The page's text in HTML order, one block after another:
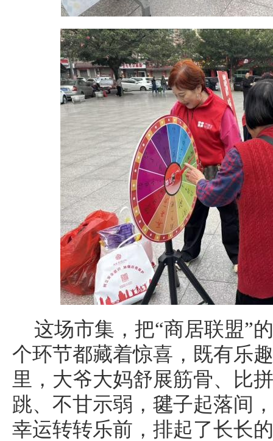
这场市集，把“商居联盟”
个环节都藏着惊喜，既有乐
里，大爷大妈舒展筋骨、比
跳、不甘示弱，毽子起落间
幸运转转乐前，排起了长长